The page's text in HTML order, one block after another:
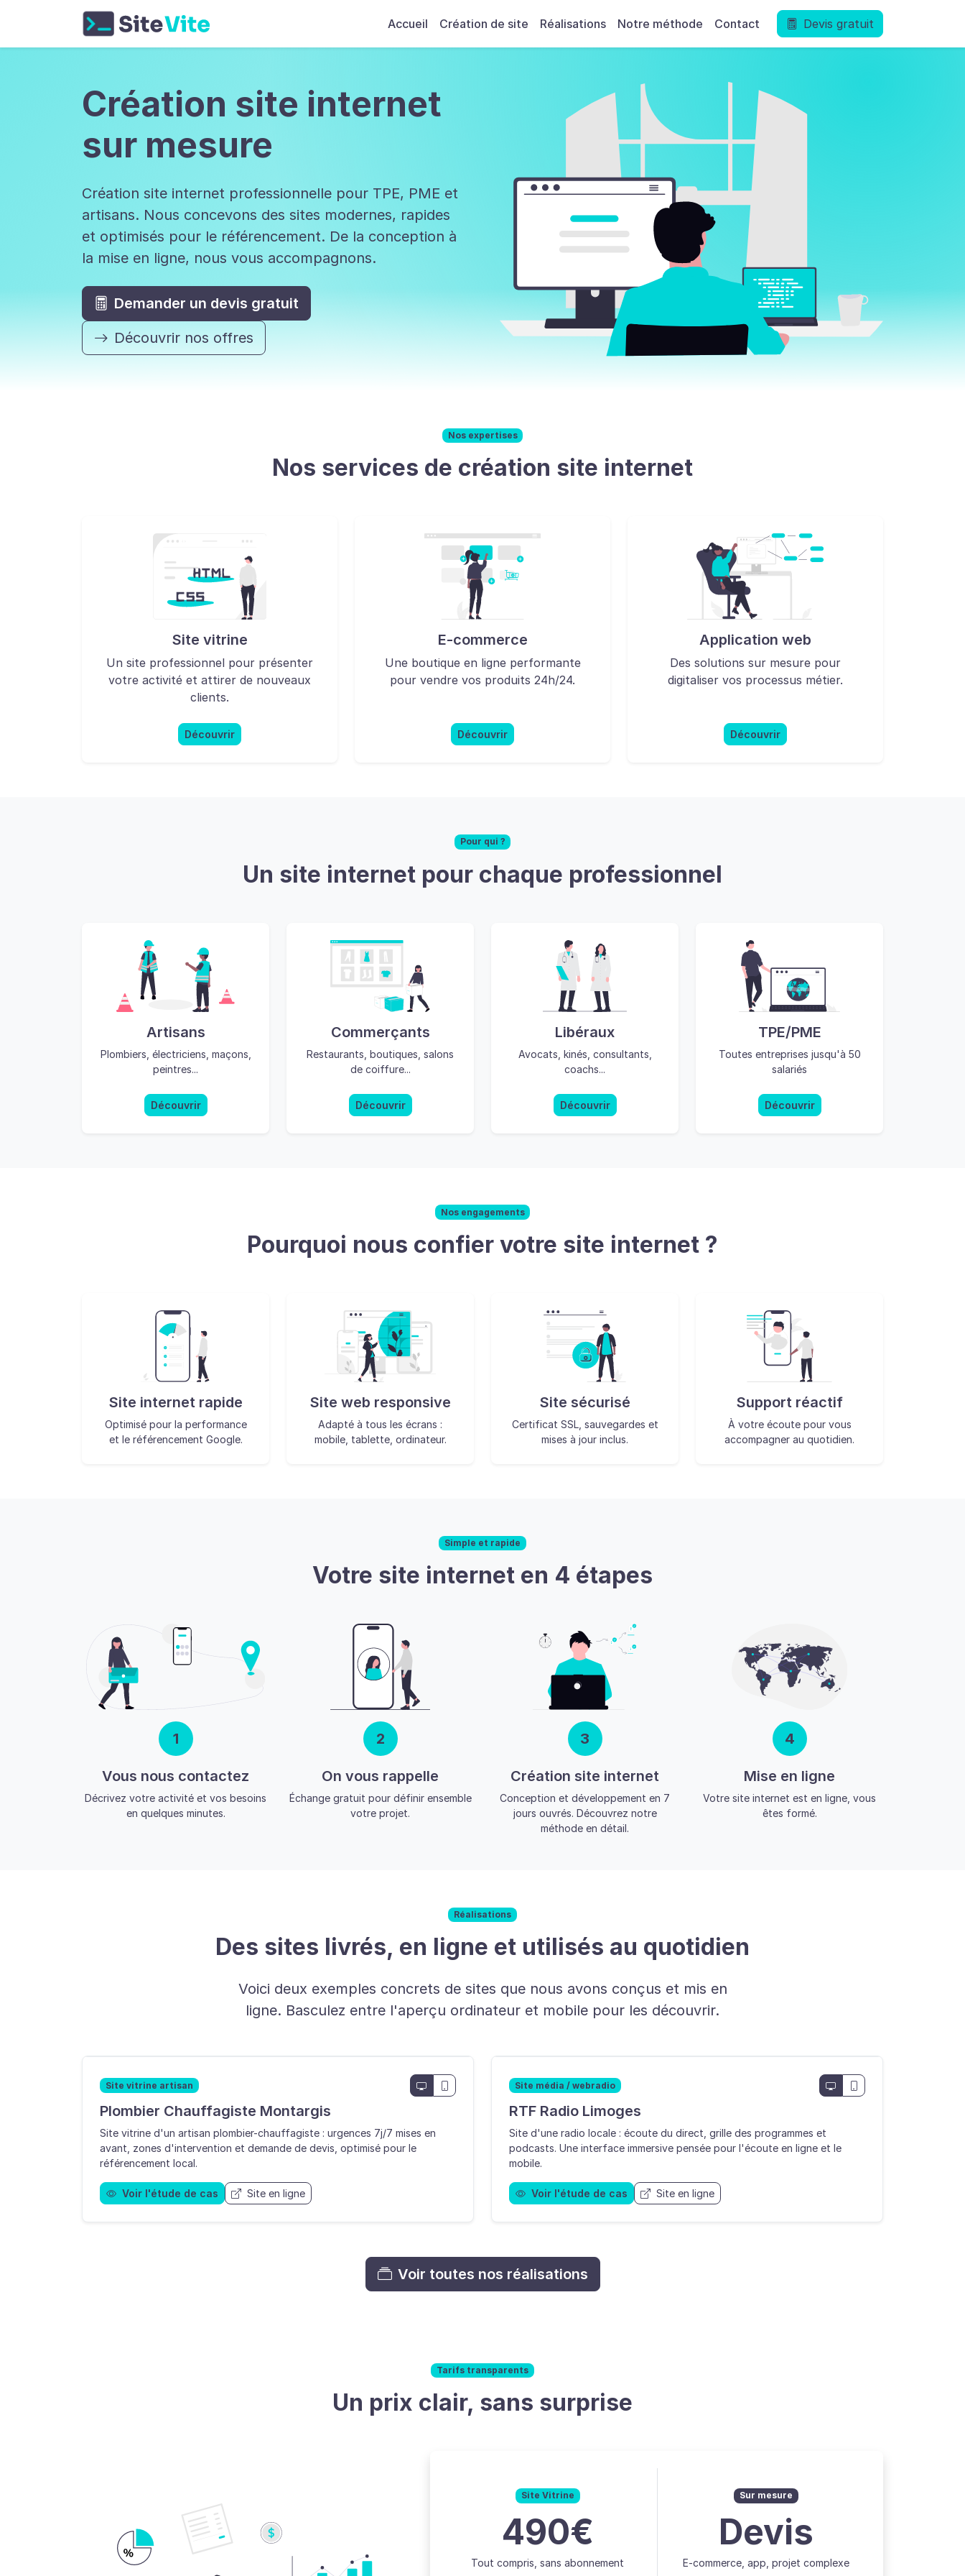
Aller au contenu principal Aller au pied de page
Accueil Création de site Réalisations Notre méthode Contact Devis gratuit
Création site internet
sur mesure
Création site internet professionnelle pour TPE, PME et
artisans. Nous concevons des sites modernes, rapides
et optimisés pour le référencement. De la conception à
la mise en ligne, nous vous accompagnons.
Demander un devis gratuit
Découvrir nos offres
Nos expertises
Nos services de création site internet
Site vitrine
Un site professionnel pour présenter
votre activité et attirer de nouveaux
clients.
Découvrir
E-commerce
Une boutique en ligne performante
pour vendre vos produits 24h/24.
Découvrir
Application web
Des solutions sur mesure pour
digitaliser vos processus métier.
Découvrir
Pour qui ?
Un site internet pour chaque professionnel
Artisans
Plombiers, électriciens, maçons,
peintres...
Découvrir
Commerçants
Restaurants, boutiques, salons
de coiffure...
Découvrir
Libéraux
Avocats, kinés, consultants,
coachs...
Découvrir
TPE/PME
Toutes entreprises jusqu'à 50
salariés
Découvrir
Nos engagements
Pourquoi nous confier votre site internet ?
Site internet rapide
Optimisé pour la performance
et le référencement Google.
Site web responsive
Adapté à tous les écrans :
mobile, tablette, ordinateur.
Site sécurisé
Certificat SSL, sauvegardes et
mises à jour inclus.
Support réactif
À votre écoute pour vous
accompagner au quotidien.
Simple et rapide
Votre site internet en 4 étapes
1
Vous nous contactez
Décrivez votre activité et vos besoins
en quelques minutes.
2
On vous rappelle
Échange gratuit pour définir ensemble
votre projet.
3
Création site internet
Conception et développement en 7
jours ouvrés. Découvrez notre
méthode en détail.
4
Mise en ligne
Votre site internet est en ligne, vous
êtes formé.
Réalisations
Des sites livrés, en ligne et utilisés au quotidien
Voici deux exemples concrets de sites que nous avons conçus et mis en
ligne. Basculez entre l'aperçu ordinateur et mobile pour les découvrir.
Site vitrine artisan
Plombier Chauffagiste Montargis
Site vitrine d'un artisan plombier-chauffagiste : urgences 7j/7 mises en
avant, zones d'intervention et demande de devis, optimisé pour le
référencement local.
Voir l'étude de cas Site en ligne
Site média / webradio
RTF Radio Limoges
Site d'une radio locale : écoute du direct, grille des programmes et
podcasts. Une interface immersive pensée pour l'écoute en ligne et le
mobile.
Voir l'étude de cas Site en ligne
Voir toutes nos réalisations
Tarifs transparents
Un prix clair, sans surprise
Site Vitrine
490€
Tout compris, sans abonnement
Sur mesure
Devis
E-commerce, app, projet complexe